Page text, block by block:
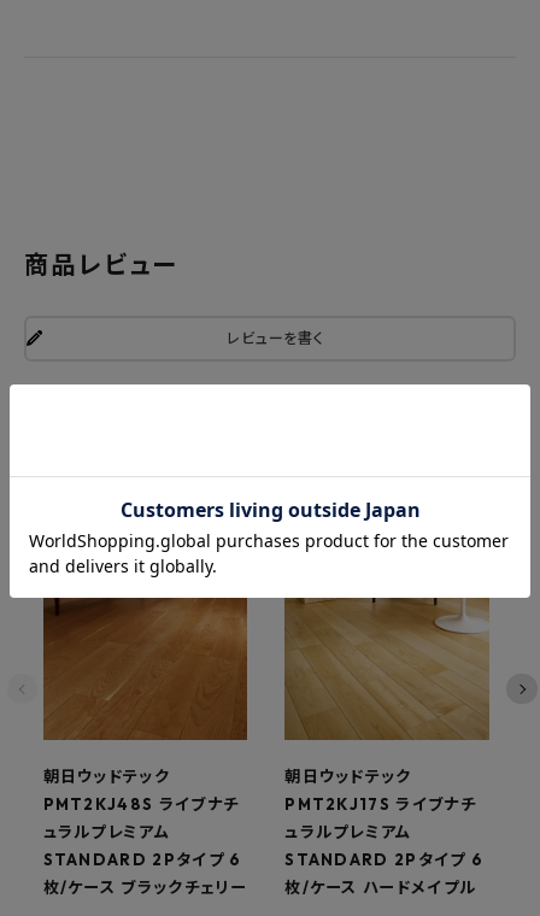
商品レビュー
レビューを書く
関連商品
朝日ウッドテック
PMT2KJ48S ライブナチ
ュラルプレミアム
STANDARD 2Pタイプ 6
枚/ケース ブラックチェリー
朝日ウッドテック
PMT2KJ17S ライブナチ
ュラルプレミアム
STANDARD 2Pタイプ 6
枚/ケース ハードメイプル